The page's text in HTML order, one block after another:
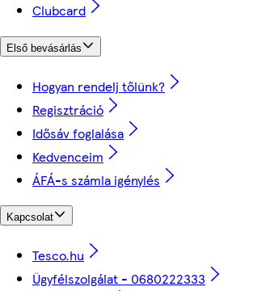
Clubcard
Első bevásárlás
Hogyan rendelj tőlünk?
Regisztráció
Idősáv foglalása
Kedvenceim
ÁFÁ-s számla igénylés
Kapcsolat
Tesco.hu
Ügyfélszolgálat - 0680222333